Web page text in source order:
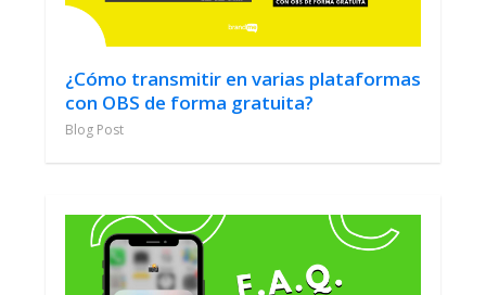
¿Cómo transmitir en varias plataformas
con OBS de forma gratuita?
Blog Post